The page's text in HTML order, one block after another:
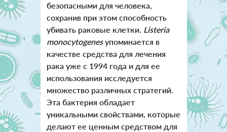
безопасными для человека,
сохранив при этом способность
убивать раковые клетки. Listeria
monocytogenesупоминается в
качестве средства для лечения
рака уже с 1994 года и для ее
использования исследуется
множество различных стратегий.
Эта бактерия обладает
уникальными свойствами, которые
делают ее ценным средством для